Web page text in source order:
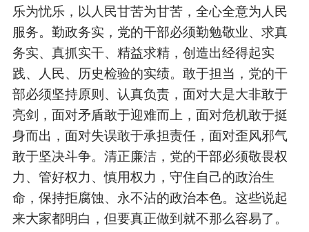
乐为忧乐，以人民甘苦为甘苦，全心全意为人民
服务。勤政务实，党的干部必须勤勉敬业、求真
务实、真抓实干、精益求精，创造出经得起实
践、人民、历史检验的实绩。敢于担当，党的干
部必须坚持原则、认真负责，面对大是大非敢于
亮剑，面对矛盾敢于迎难而上，面对危机敢于挺
身而出，面对失误敢于承担责任，面对歪风邪气
敢于坚决斗争。清正廉洁，党的干部必须敬畏权
力、管好权力、慎用权力，守住自己的政治生
命，保持拒腐蚀、永不沾的政治本色。这些说起
来大家都明白，但要真正做到就不那么容易了。